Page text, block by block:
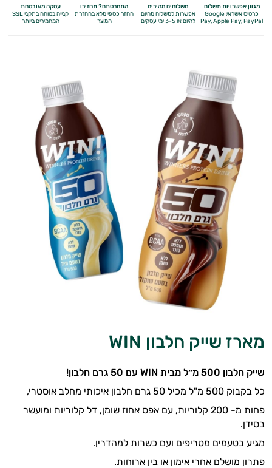
מגוון אפשרויות תשלום
כרטיס אשראי, Google
Pay,Apple Pay, PayPal
משלוחים מהירים
אפשרות למשלוח מהיום
להיום או 3-5 ימי עסקים
התחרטתם? תחזירו
החזר כספי מלאבהחזרת
המוצר
עסקה מאובטחת
קנייה בטוחה בתקני SSL
המחמירים ביותר
מארז שייק חלבון WIN
שייק חלבון 500 מ״ל מבית WIN עם 50 גרם חלבון!
כל בקבוק 500 מ"ל מכיל 50 גרם חלבון איכותי מחלב אוסטרי,
פחות מ- 200 קלוריות, עם אפס אחוז שומן, דל קלוריות ומועשר
בסידן.
מגיע בטעמים מטריפים ועם כשרות למהדרין.
פתרון מושלם אחרי אימון או בין ארוחות.